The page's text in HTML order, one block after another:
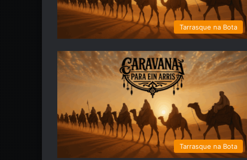
Tarrasque na Bota
Tarrasque na Bota